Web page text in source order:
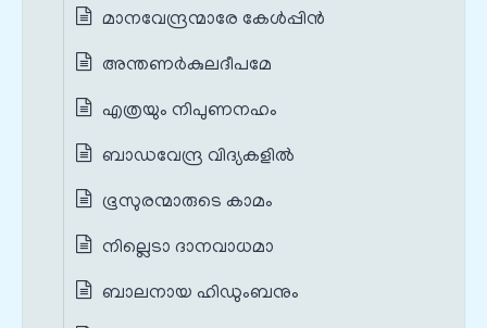
മാനവേന്ദ്രന്മാരേ കേള്‍പ്പിന്‍
അന്തണർകുലദീപമേ
എത്രയും നിപുണനഹം
ബാഡവേന്ദ്ര വിദ്യകളിൽ
ഭൂസുരന്മാരുടെ കാമം
നില്ലെടാ ദാനവാധമാ
ബാലനായ ഹിഡുംബനും